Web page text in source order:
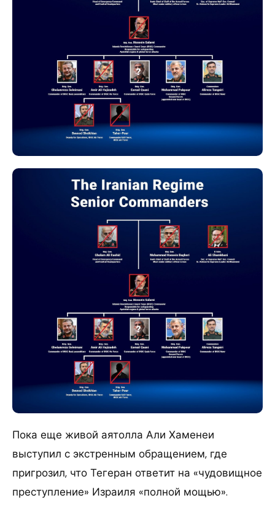
Пока еще живой аятолла Али Хаменеи
выступил с экстренным обращением, где
пригрозил, что Тегеран ответит на «чудовищное
преступление» Израиля «полной мощью».